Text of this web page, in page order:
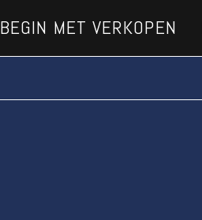
BEGIN MET VERKOPEN